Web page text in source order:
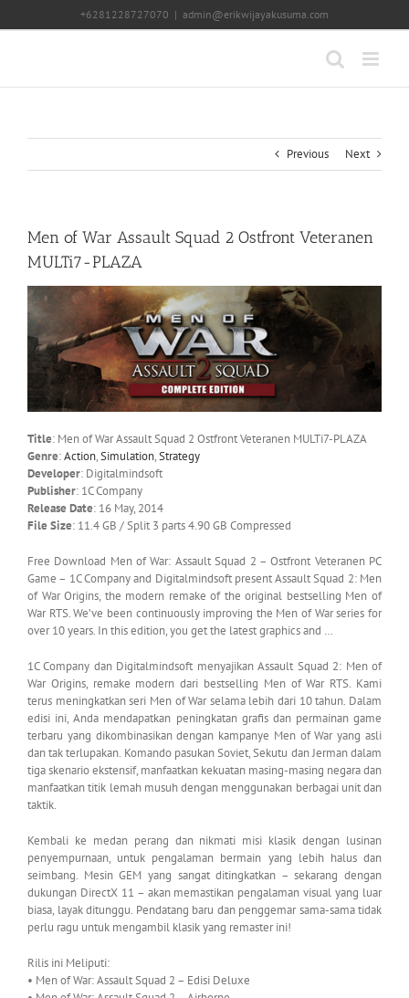
+6281228727070 | admin@erikwijayakusuma.com
Previous Next
Men of War Assault Squad 2 Ostfront Veteranen
MULTi7-PLAZA
Title: Men of War Assault Squad 2 Ostfront Veteranen MULTi7-PLAZA
Genre:Action,Simulation,Strategy
Developer: Digitalmindsoft
Publisher: 1C Company
Release Date: 16 May, 2014
File Size: 11.4 GB / Split 3 parts 4.90 GB Compressed
Free Download Men of War: Assault Squad 2 – Ostfront Veteranen PC
Game – 1C Company and Digitalmindsoft present Assault Squad 2: Men
of War Origins, the modern remake of the original bestselling Men of
War RTS. We’ve been continuously improving the Men of War series for
over 10 years. In this edition, you get the latest graphics and …
1C Company dan Digitalmindsoft menyajikan Assault Squad 2: Men of
War Origins, remake modern dari bestselling Men of War RTS. Kami
terus meningkatkan seri Men of War selama lebih dari 10 tahun. Dalam
edisi ini, Anda mendapatkan peningkatan grafis dan permainan game
terbaru yang dikombinasikan dengan kampanye Men of War yang asli
dan tak terlupakan. Komando pasukan Soviet, Sekutu dan Jerman dalam
tiga skenario ekstensif, manfaatkan kekuatan masing-masing negara dan
manfaatkan titik lemah musuh dengan menggunakan berbagai unit dan
taktik.
Kembali ke medan perang dan nikmati misi klasik dengan lusinan
penyempurnaan, untuk pengalaman bermain yang lebih halus dan
seimbang. Mesin GEM yang sangat ditingkatkan – sekarang dengan
dukungan DirectX 11 – akan memastikan pengalaman visual yang luar
biasa, layak ditunggu. Pendatang baru dan penggemar sama-sama tidak
perlu ragu untuk mengambil klasik yang remaster ini!
Rilis ini Meliputi:
• Men of War: Assault Squad 2 – Edisi Deluxe